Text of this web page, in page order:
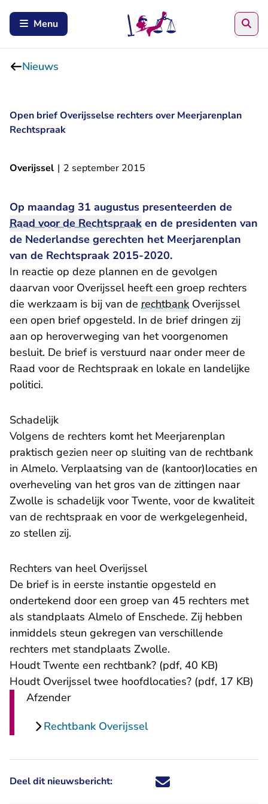
Menu
Nieuws
Open brief Overijsselse rechters over Meerjarenplan
Rechtspraak
Overijssel | 2 september 2015
Op maandag 31 augustus presenteerden de
Raad voor de Rechtspraak en de presidenten van
de Nederlandse gerechten het Meerjarenplan
van de Rechtspraak 2015-2020.
In reactie op deze plannen en de gevolgen
daarvan voor Overijssel heeft een groep rechters
die werkzaam is bij van de rechtbank Overijssel
een open brief opgesteld. In de brief dringen zij
aan op heroverweging van het voorgenomen
besluit. De brief is verstuurd naar onder meer de
Raad voor de Rechtspraak en lokale en landelijke
politici.
Schadelijk
Volgens de rechters komt het Meerjarenplan
praktisch gezien neer op sluiting van de rechtbank
in Almelo. Verplaatsing van de (kantoor)locaties en
overheveling van het gros van de zittingen naar
Zwolle is schadelijk voor Twente, voor de kwaliteit
van de rechtspraak en voor de werkgelegenheid,
zo stellen zij.
Rechters van heel Overijssel
De brief is in eerste instantie opgesteld en
ondertekend door een groep van 45 rechters met
als standplaats Almelo of Enschede. Zij hebben
inmiddels steun gekregen van verschillende
rechters met standplaats Zwolle.
Houdt Twente een rechtbank? (pdf, 40 KB)
Houdt Overijssel twee hoofdlocaties? (pdf, 17 KB)
Afzender
Rechtbank Overijssel
Deel dit nieuwsbericht: Deel dit nieuwsbericht via X -
Deel dit nieuwsbericht via
Deel dit nieuwsbericht
Deel dit